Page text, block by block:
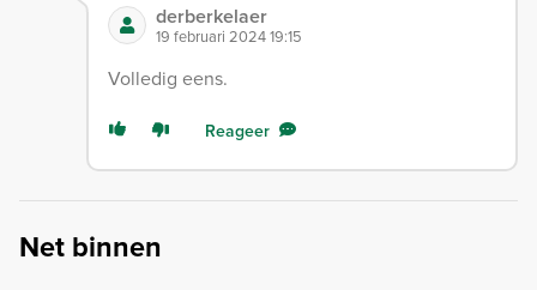
derberkelaer
19 februari 2024 19:15
Volledig eens.
Reageer
Net binnen